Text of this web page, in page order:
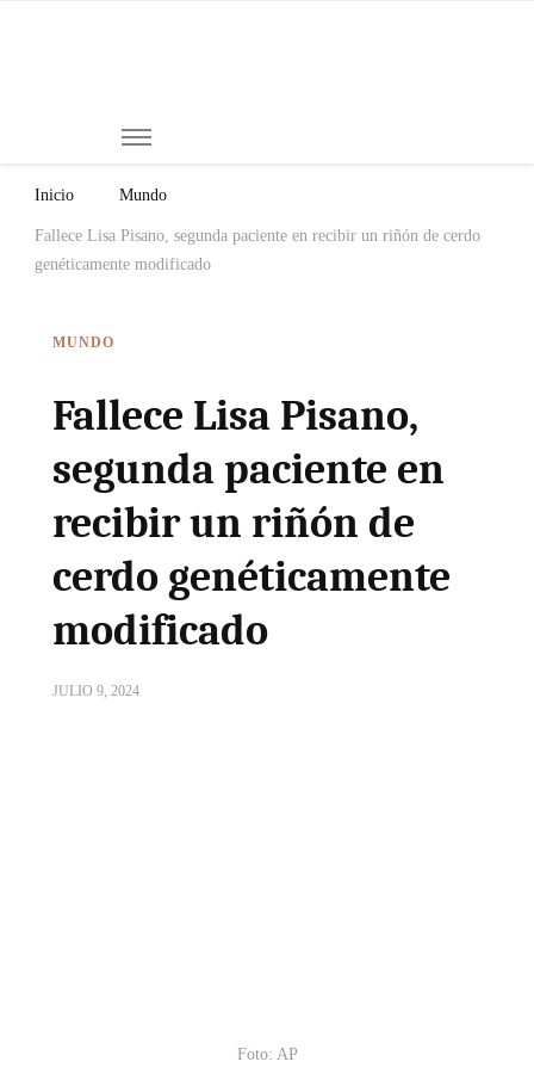
Inicio Mundo
Fallece Lisa Pisano, segunda paciente en recibir un riñón de cerdo
genéticamente modificado
MUNDO
Fallece Lisa Pisano,
segunda paciente en
recibir un riñón de
cerdo genéticamente
modificado
JULIO 9, 2024
Foto: AP